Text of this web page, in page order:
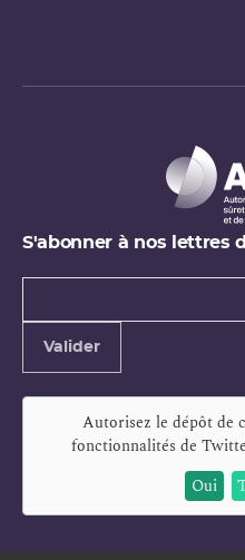
S'abonner à nos lettres
Types de
Valider
Autorisez le dépôt de
fonctionnalités de
Oui